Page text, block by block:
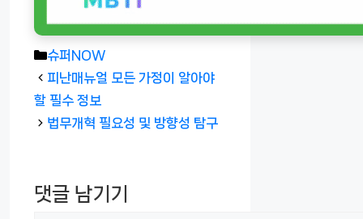
카
테
고
리
슈퍼NOW
피난매뉴얼 모든 가정이 알아야
할 필수 정보
법무개혁 필요성 및 방향성 탐구
댓글 남기기